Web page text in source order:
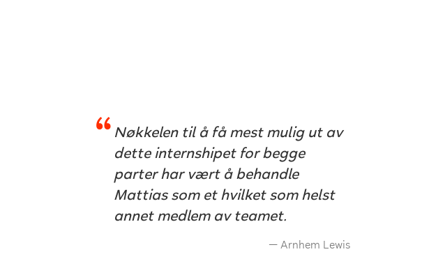
Nøkkelen til å få mest mulig ut av
dette internshipet for begge
parter har vært å behandle
Mattias som et hvilket som helst
annet medlem av teamet.
Arnhem Lewis